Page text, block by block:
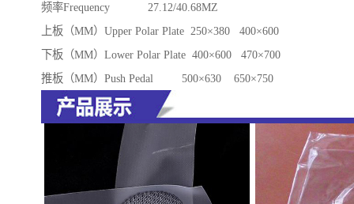
频率Frequency 27.12/40.68MZ
上板（MM）Upper Polar Plate 250×380 400×600
下板（MM）Lower Polar Plate 400×600 470×700
推板（MM）Push Pedal 500×630 650×750